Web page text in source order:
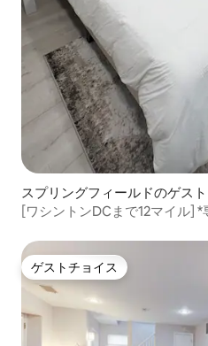
スプリングフィールドのゲス
[ワシントンDCまで12マイル]
ゲストチョイス
ゲストチョイス